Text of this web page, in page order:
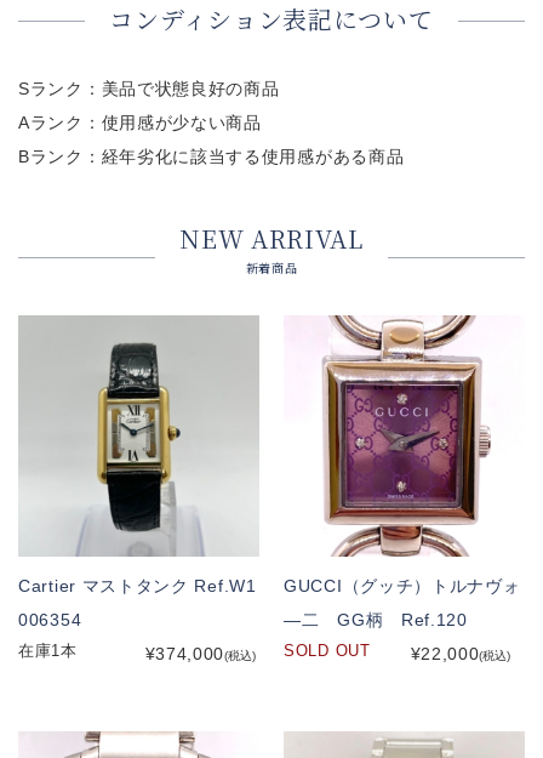
コンディション表記について
Sランク：美品で状態良好の商品
Aランク：使用感が少ない商品
Bランク：経年劣化に該当する使用感がある商品
NEW ARRIVAL
新着商品
Cartier マストタンク Ref.W1
006354
在庫1本 ¥374,000(税込)
GUCCI（グッチ）トルナヴォ
―二 GG柄 Ref.120
SOLD OUT ¥22,000(税込)